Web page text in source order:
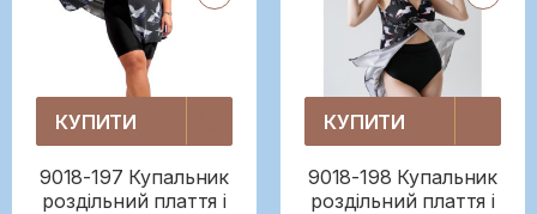
КУПИТИ
9018-197 Купальник
роздільний плаття і
КУПИТИ
9018-198 Купальник
роздільний плаття і